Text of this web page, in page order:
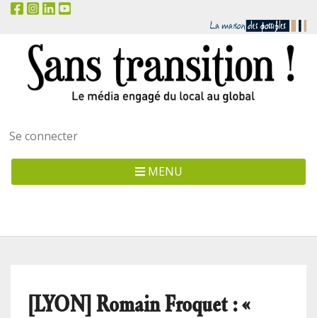
Menu
utilisateur
Se connecter
MENU
[LYON] Romain Froquet : «